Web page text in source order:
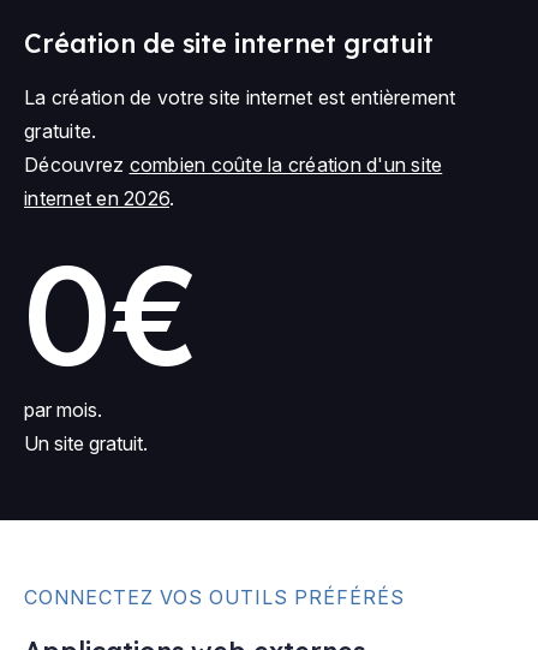
Création de site internet gratuit
La création de votre site internet est entièrement
gratuite.
Découvrez combien coûte la création d'un site
internet en 2026.
0€
par mois.
Un site gratuit.
CONNECTEZ VOS OUTILS PRÉFÉRÉS